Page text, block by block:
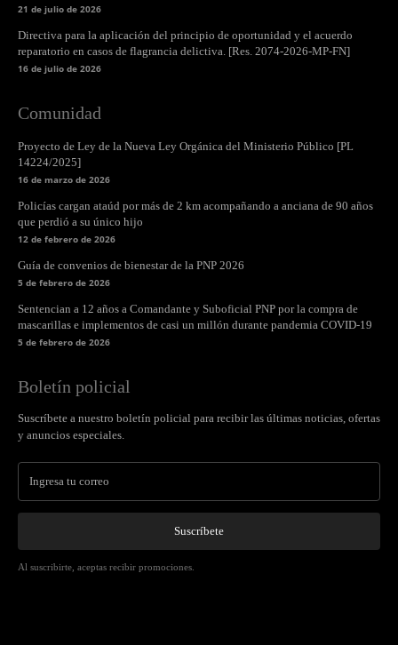
21 de julio de 2026
Directiva para la aplicación del principio de oportunidad y el acuerdo
reparatorio en casos de flagrancia delictiva. [Res. 2074-2026-MP-FN]
16 de julio de 2026
Comunidad
Proyecto de Ley de la Nueva Ley Orgánica del Ministerio Público [PL
14224/2025]
16 de marzo de 2026
Policías cargan ataúd por más de 2 km acompañando a anciana de 90 años
que perdió a su único hijo
12 de febrero de 2026
Guía de convenios de bienestar de la PNP 2026
5 de febrero de 2026
Sentencian a 12 años a Comandante y Suboficial PNP por la compra de
mascarillas e implementos de casi un millón durante pandemia COVID-19
5 de febrero de 2026
Boletín policial
Suscríbete a nuestro boletín policial para recibir las últimas noticias, ofertas
y anuncios especiales.
Suscríbete
Al suscribirte, aceptas recibir promociones.